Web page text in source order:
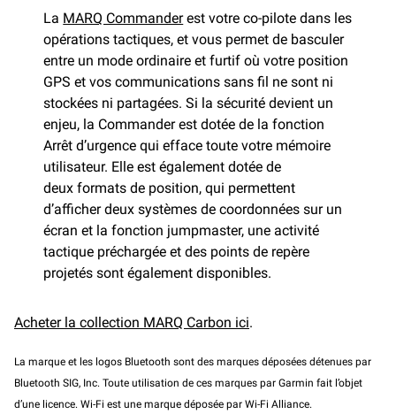
La MARQ Commanderest votre co-pilote dans les
opérations tactiques, et vous permet de basculer
entre un mode ordinaire et furtif où votre position
GPS et vos communications sans fil ne sont ni
stockées ni partagées. Si la sécurité devient un
enjeu, la Commander est dotée de la fonction
Arrêt d’urgence qui efface toute votre mémoire
utilisateur. Elle est également dotée de
deux formats de position, qui permettent
d’afficher deux systèmes de coordonnées sur un
écran et la fonction jumpmaster, une activité
tactique préchargée et des points de repère
projetés sont également disponibles.
Acheter la collection MARQ Carbon ici.
La marque et les logos Bluetooth sont des marques déposées détenues par
Bluetooth SIG, Inc. Toute utilisation de ces marques par Garmin fait l’objet
d’une licence. Wi-Fi est une marque déposée par Wi-Fi Alliance.